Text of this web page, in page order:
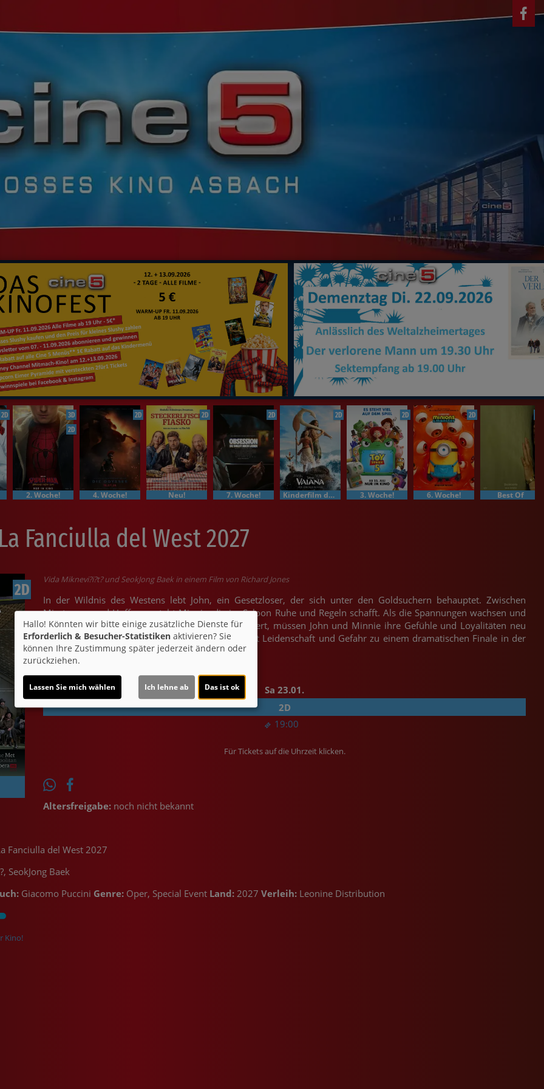
2D
3D
2D
2. Woche!
2D
4. Woche!
2D
Neu!
2D
7. Woche!
2D
Kinderfilm der Woche
2D
3. Woche!
2D
6. Woche! Best Of
Fanciulla del West 2027
2D
Vida Miknevi?i?t? und SeokJong Baek in einem Film von Richard Jones
In der Wildnis des Westens lebt John, ein Gesetzloser, der sich unter den Goldsuchern behauptet. Zwischen
Misstrauen und Hoffnung steht Minnie, die im Saloon Ruhe und Regeln schafft. Als die Spannungen wachsen und
ein drohender Überfall die Gemeinschaft erschüttert, müssen John und Minnie ihre Gefühle und Loyalitäten neu
ordnen. Puccinis „La Fanciulla Del West“ verdichtet Leidenschaft und Gefahr zu einem dramatischen Finale in der
Metropolitan Opera New York.
Sa 23.01.
19:00
2D
Für Tickets auf die Uhrzeit klicken.
Altersfreigabe: noch nicht bekannt
Fanciulla del West 2027
SeokJong Baek
Giacomo Puccini Genre: Oper, Special Event Land: 2027 Verleih: Leonine Distribution
Kino!
Hallo! Könnten wir bitte einige zusätzliche Dienste für
Erforderlich & Besucher-Statistiken aktivieren? Sie
können Ihre Zustimmung später jederzeit ändern oder
zurückziehen.
Lassen Sie mich wählen Ich lehne ab Das ist ok